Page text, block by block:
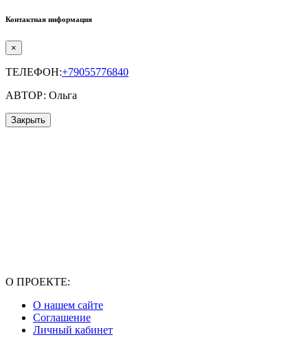
Контактная информация
×
ТЕЛЕФОН:+79055776840
АВТОР: Ольга
Закрыть
О ПРОЕКТЕ:
О нашем сайте
Соглашение
Личный кабинет